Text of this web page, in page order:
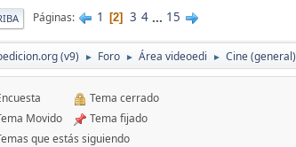
Páginas 1 2 3 4 ... 15
(v9) ► Foro ► Área videoedi ► Cine (general)
Movido
Tema cerrado
Tema fijado
que estás siguiendo